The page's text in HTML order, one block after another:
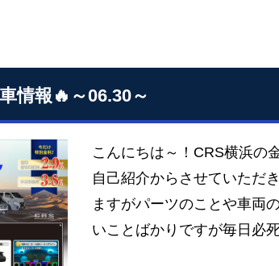
情報🔥～06.30～
こんにちは～！CRS横浜の
自己紹介からさせていただ
ますがパーツのことや車両
いことばかりですが毎日必